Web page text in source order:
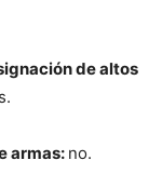
de altos
armas: no.